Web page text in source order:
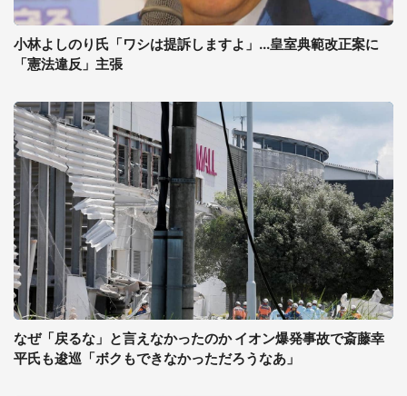
小林よしのり氏「ワシは提訴しますよ」...皇室典範改正案に
「憲法違反」主張
なぜ「戻るな」と言えなかったのか イオン爆発事故で斎藤幸
平氏も逡巡「ボクもできなかっただろうなあ」